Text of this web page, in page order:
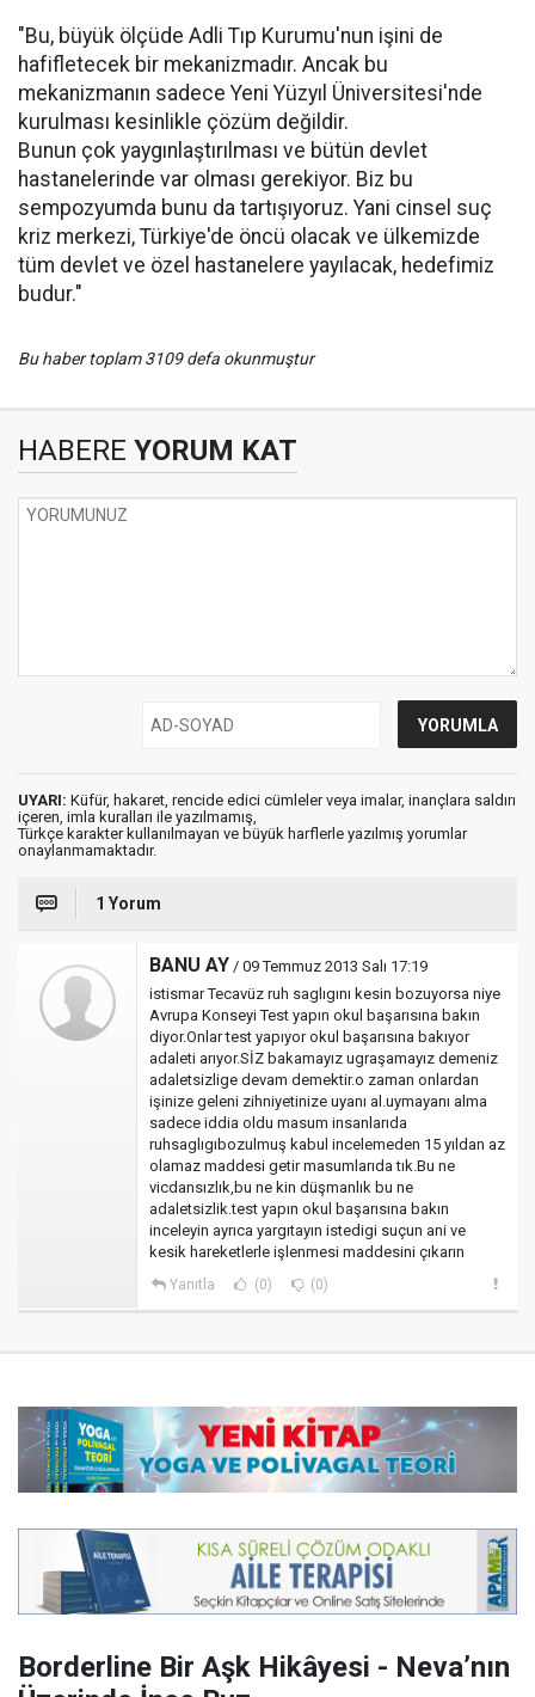
"Bu, büyük ölçüde Adli Tıp Kurumu'nun işini de
hafifletecek bir mekanizmadır. Ancak bu
mekanizmanın sadece Yeni Yüzyıl Üniversitesi'nde
kurulması kesinlikle çözüm değildir.
Bunun çok yaygınlaştırılması ve bütün devlet
hastanelerinde var olması gerekiyor. Biz bu
sempozyumda bunu da tartışıyoruz. Yani cinsel suç
kriz merkezi, Türkiye'de öncü olacak ve ülkemizde
tüm devlet ve özel hastanelere yayılacak, hedefimiz
budur."
Bu haber toplam 3109 defa okunmuştur
HABERE YORUM KAT
UYARI: Küfür, hakaret, rencide edici cümleler veya imalar, inançlara saldırı
içeren, imla kuralları ile yazılmamış,
Türkçe karakter kullanılmayan ve büyük harflerle yazılmış yorumlar
onaylanmamaktadır.
1 Yorum
BANU AY / 09 Temmuz 2013 Salı 17:19
istismar Tecavüz ruh saglıgını kesin bozuyorsa niye
Avrupa Konseyi Test yapın okul başarısına bakın
diyor.Onlar test yapıyor okul başarısına bakıyor
adaleti arıyor.SİZ bakamayız ugraşamayız demeniz
adaletsizlige devam demektir.o zaman onlardan
işinize geleni zihniyetinize uyanı al.uymayanı alma
sadece iddia oldu masum insanlarıda
ruhsaglıgıbozulmuş kabul incelemeden 15 yıldan az
olamaz maddesi getir masumlarıda tık.Bu ne
vicdansızlık,bu ne kin düşmanlık bu ne
adaletsizlik.test yapın okul başarısına bakın
inceleyin ayrıca yargıtayın istedigi suçun ani ve
kesik hareketlerle işlenmesi maddesini çıkarın
Yanıtla (0) (0)
Borderline Bir Aşk Hikâyesi - Neva’nın